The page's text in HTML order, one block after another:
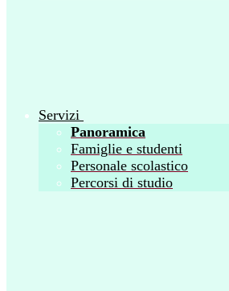
Servizi
Panoramica
Famiglie e studenti
Personale scolastico
Percorsi di studio